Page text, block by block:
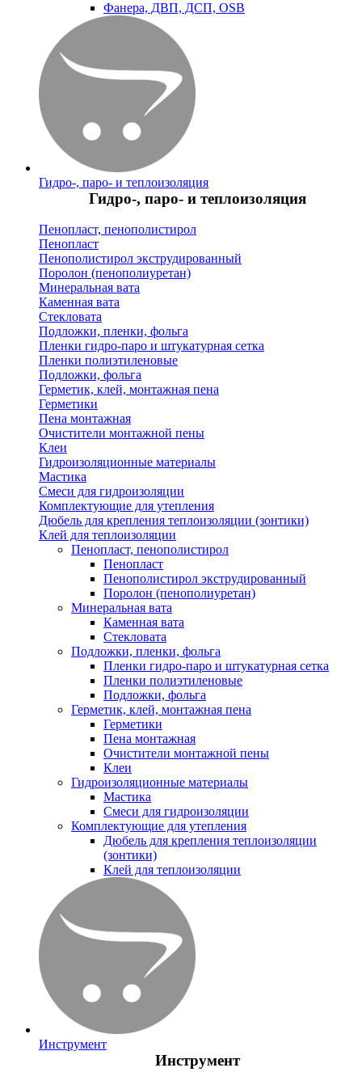
Фанера, ДВП, ДСП, OSB
Гидро-, паро- и теплоизоляция
Гидро-, паро- и теплоизоляция
Пенопласт, пенополистирол
Пенопласт
Пенополистирол экструдированный
Поролон (пенополиуретан)
Минеральная вата
Каменная вата
Стекловата
Подложки, пленки, фольга
Пленки гидро-паро и штукатурная сетка
Пленки полиэтиленовые
Подложки, фольга
Герметик, клей, монтажная пена
Герметики
Пена монтажная
Очистители монтажной пены
Клеи
Гидроизоляционные материалы
Мастика
Смеси для гидроизоляции
Комплектующие для утепления
Дюбель для крепления теплоизоляции (зонтики)
Клей для теплоизоляции
Пенопласт, пенополистирол
Пенопласт
Пенополистирол экструдированный
Поролон (пенополиуретан)
Минеральная вата
Каменная вата
Стекловата
Подложки, пленки, фольга
Пленки гидро-паро и штукатурная сетка
Пленки полиэтиленовые
Подложки, фольга
Герметик, клей, монтажная пена
Герметики
Пена монтажная
Очистители монтажной пены
Клеи
Гидроизоляционные материалы
Мастика
Смеси для гидроизоляции
Комплектующие для утепления
Дюбель для крепления теплоизоляции
(зонтики)
Клей для теплоизоляции
Инструмент
Инструмент